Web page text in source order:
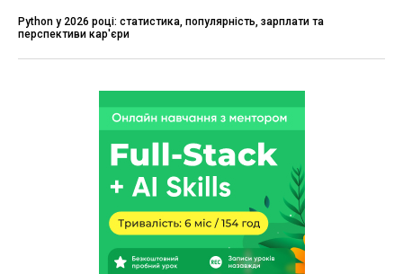
Python у 2026 році: статистика, популярність, зарплати та
перспективи кар'єри